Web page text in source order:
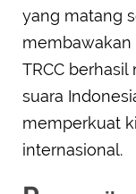
yang matang
membawakan
TRCC
suara
memperkuat
internasional.